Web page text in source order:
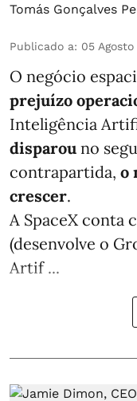
Tomás Gonçalves
Publicado a: 05
O negócio
prejuízo
Inteligência
disparou no
contrapartida, o
crescer.
A SpaceX conta
(desenvolve o
Artif ...